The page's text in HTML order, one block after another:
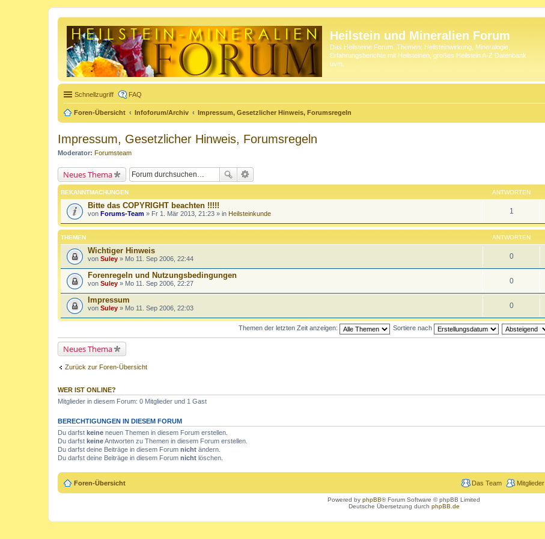
Heilstein und Mineralien Forum
Das Heilsteine Forum. Themen: Heilsteinwirkung, Mineralogie,
Erfahrungsberichte mit Heilsteinen, großes Heilstein A-Z Datenbank
uvm.
Schnellzugriff FAQ
Foren-Übersicht Infoforum/Archiv Impressum, Gesetzlicher Hinweis, Forumsregeln
Impressum, Gesetzlicher Hinweis, Forumsregeln
Moderator: Forumsteam
Neues Thema
BEKANNTMACHUNGEN ANTWORTEN
Bitte das COPYRIGHT beachten !!!!!
von Forums-Team » Fr 1. Mär 2013, 21:23 » in Heilsteinkunde 1
THEMEN ANTWORTEN
Wichtiger Hinweis
von Suley » Mo 11. Sep 2006, 22:44 0
Forenregeln und Nutzungsbedingungen
von Suley » Mo 11. Sep 2006, 22:27 0
Impressum
von Suley » Mo 11. Sep 2006, 22:03 0
Themen der letzten Zeit anzeigen: Sortiere nach
Neues Thema
Zurück zur Foren-Übersicht
WER IST ONLINE?
Mitglieder in diesem Forum: 0 Mitglieder und 1 Gast
BERECHTIGUNGEN IN DIESEM FORUM
Du darfst keine neuen Themen in diesem Forum erstellen.
Du darfst keineAntworten zu Themen in diesem Forum erstellen.
Du darfst deine Beiträge in diesem Forum nicht ändern.
Du darfst deine Beiträge in diesem Forum nicht löschen.
Foren-Übersicht Mitglieder
Das Team
Powered by phpBB® Forum Software © phpBB Limited
Deutsche Übersetzung durch phpBB.de